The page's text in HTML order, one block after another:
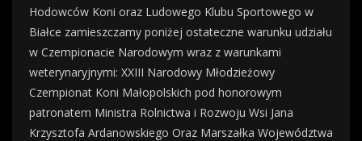
Hodowców Koni oraz Ludowego Klubu Sportowego w
Białce zamieszczamy poniżej ostateczne warunku udziału
w Czempionacie Narodowym wraz z warunkami
weterynaryjnymi: XXIII Narodowy Młodzieżowy
Czempionat Koni Małopolskich pod honorowym
patronatem Ministra Rolnictwa i Rozwoju Wsi Jana
Krzysztofa Ardanowskiego Oraz Marszałka Województwa